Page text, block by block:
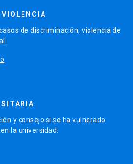
de discriminación, violencia de
y consejo si se ha vulnerado
la universidad.